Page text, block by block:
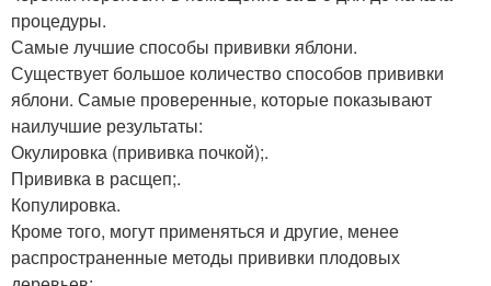
процедуры.
Самые лучшие способы прививки яблони.
Существует большое количество способов прививки
яблони. Самые проверенные, которые показывают
наилучшие результаты:
Окулировка (прививка почкой);.
Прививка в расщеп;.
Копулировка.
Кроме того, могут применяться и другие, менее
распространенные методы прививки плодовых